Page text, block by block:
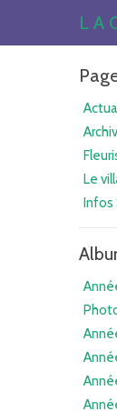
L A
Le
Infos